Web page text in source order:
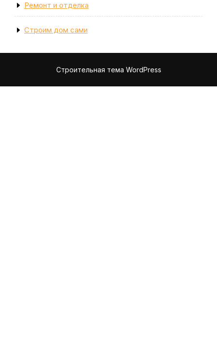
Ремонт и отделка
Строим дом сами
Строительная тема WordPress